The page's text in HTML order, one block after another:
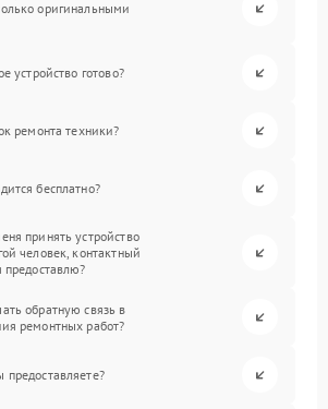
оригинальными
устройство готово?
ремонта техники?
бесплатно?
принять устройство
человек, контактный
предоставлю?
обратную связь в
ремонтных работ?